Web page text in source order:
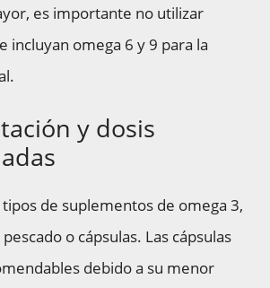
es importante no utilizar
incluyan omega 6 y 9 para la
y dosis
de suplementos de omega 3,
o cápsulas. Las cápsulas
debido a su menor